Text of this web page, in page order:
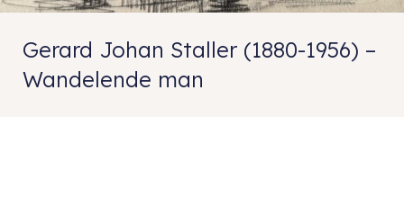
Gerard Johan Staller (1880-1956) –
Wandelende man